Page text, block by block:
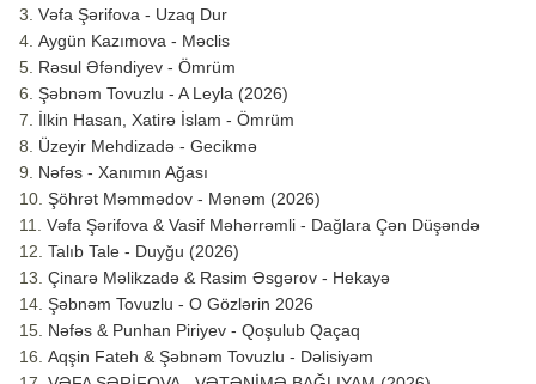
Vəfa Şərifova - Uzaq Dur
Aygün Kazımova - Məclis
Rəsul Əfəndiyev - Ömrüm
Şəbnəm Tovuzlu - A Leyla (2026)
İlkin Hasan, Xatirə İslam - Ömrüm
Üzeyir Mehdizadə - Gecikmə
Nəfəs - Xanımın Ağası
Şöhrət Məmmədov - Mənəm (2026)
Vəfa Şərifova & Vasif Məhərrəmli - Dağlara Çən Düşəndə
Talıb Tale - Duyğu (2026)
Çinarə Məlikzadə & Rasim Əsgərov - Hekayə
Şəbnəm Tovuzlu - O Gözlərin 2026
Nəfəs & Punhan Piriyev - Qoşulub Qaçaq
Aqşin Fateh & Şəbnəm Tovuzlu - Dəlisiyəm